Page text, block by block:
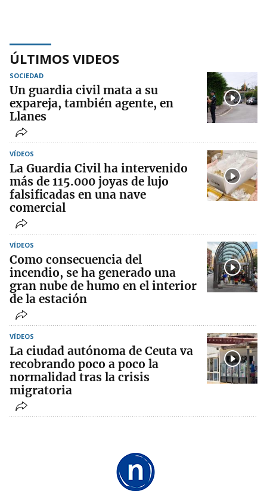
ÚLTIMOS VIDEOS
SOCIEDAD
Un guardia civil mata a su
expareja, también agente, en
Llanes
VÍDEOS
La Guardia Civil ha intervenido
más de 115.000 joyas de lujo
falsificadas en una nave
comercial
VÍDEOS
Como consecuencia del
incendio, se ha generado una
gran nube de humo en el interior
de la estación
VÍDEOS
La ciudad autónoma de Ceuta va
recobrando poco a poco la
normalidad tras la crisis
migratoria